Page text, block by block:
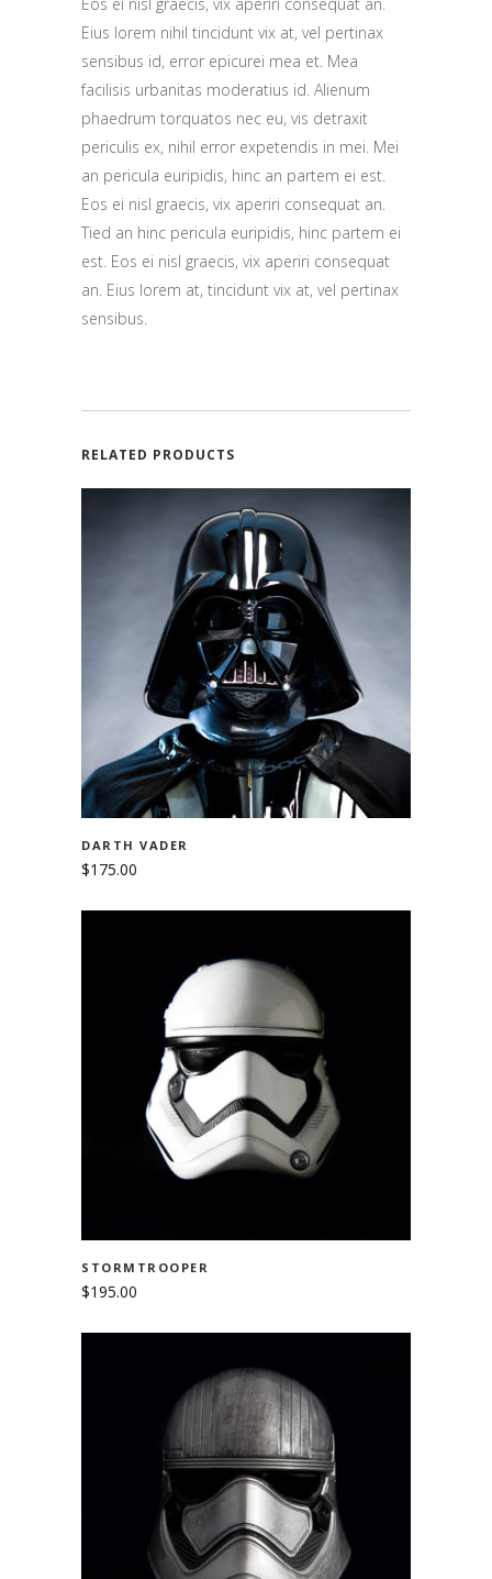
Eius lorem nihil tincidunt vix at, vel pertinax
sensibus id, error epicurei mea et. Mea
facilisis urbanitas moderatius id. Alienum
phaedrum torquatos nec eu, vis detraxit
periculis ex, nihil error expetendis in mei. Mei
an pericula euripidis, hinc an partem ei est.
Eos ei nisl graecis, vix aperiri consequat an.
Tied an hinc pericula euripidis, hinc partem ei
est. Eos ei nisl graecis, vix aperiri consequat
an. Eius lorem at, tincidunt vix at, vel pertinax
sensibus.
RELATED PRODUCTS
ADD TO CART
DARTH VADER
$175.00
ADD TO CART
STORMTROOPER
$195.00
ADD TO CART